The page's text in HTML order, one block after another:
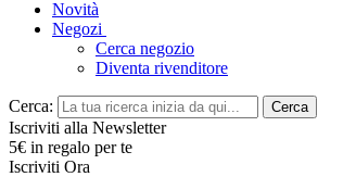
Novità
Negozi
Cerca negozio
Diventa rivenditore
Cerca: Cerca
Iscriviti alla Newsletter
5€ in regalo per te
Iscriviti Ora